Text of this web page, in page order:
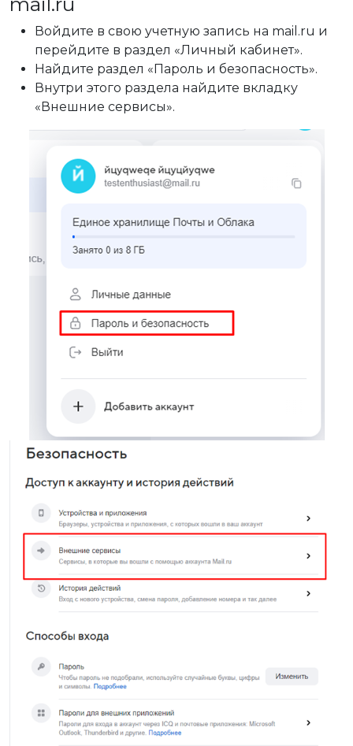
Войдите в свою учетную запись на mail.ru и
перейдите в раздел «Личный кабинет».
Найдите раздел «Пароль и безопасность».
Внутри этого раздела найдите вкладку
«Внешние сервисы».